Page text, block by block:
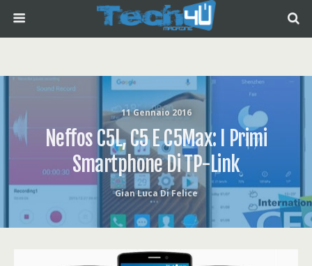
11 Gennaio 2016
Neffos C5L, C5 E C5Max: I Primi
Smartphone Di TP-Link
Gian Luca Di Felice